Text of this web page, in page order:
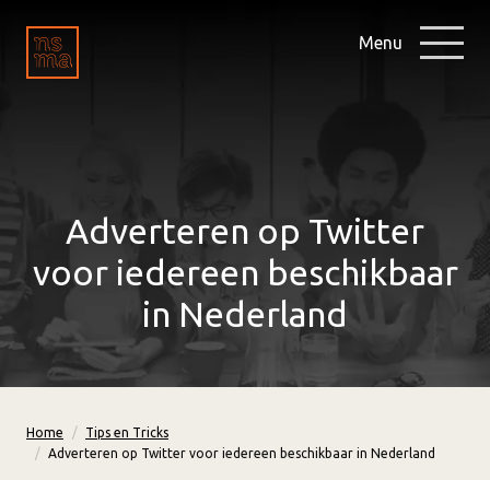
Menu
Adverteren op Twitter
voor iedereen beschikbaar
in Nederland
Home
Tips en Tricks
Adverteren op Twitter voor iedereen beschikbaar in Nederland